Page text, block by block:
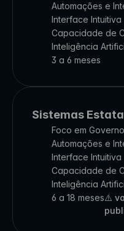
Automações e
Interface Intuitiva
Capacidade de
Inteligência
3 a 6 meses
Sistemas
Foco em Governo
Automações e
Interface Intuitiva
Capacidade de
Inteligência
6 a 18 meses⚠️